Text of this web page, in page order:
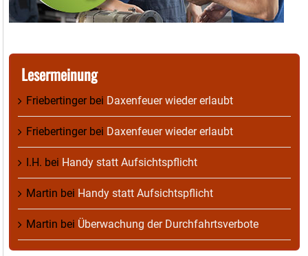
Lesermeinung
Friebertingerbei Daxenfeuer wieder erlaubt
Friebertingerbei Daxenfeuer wieder erlaubt
I.H. bei Handy statt Aufsichtspflicht
Martin bei Handy statt Aufsichtspflicht
Martin bei Überwachung der Durchfahrtsverbote